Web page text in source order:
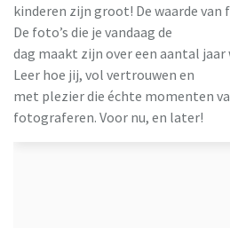
kinderen zijn groot! De waarde van
De foto’s die je vandaag de
dag maakt zijn over een aantal
Leer hoe jij, vol vertrouwen en
met plezier die échte momenten
fotograferen. Voor nu, en later!